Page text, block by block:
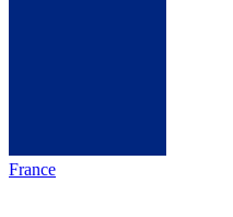
France